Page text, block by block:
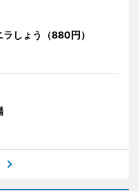
ラしょう（880円）